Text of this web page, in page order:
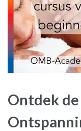
Ontdek